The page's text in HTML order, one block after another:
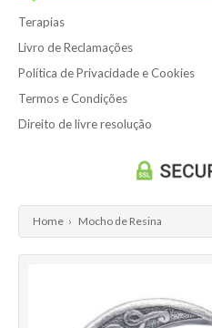
Velões
Terapias
Livro de Reclamações
Política de Privacidade e Cookies
Termos e Condições
Direito de livre resolução
Home › Mocho de Resina